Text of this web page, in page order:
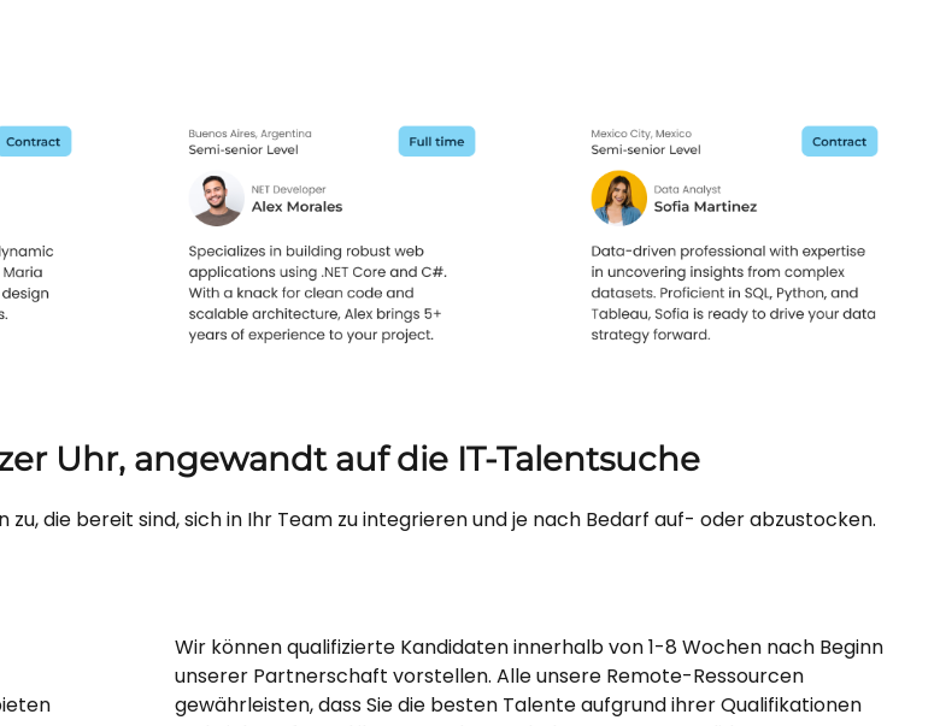
Uhr, angewandt auf die IT-Talentsuche
die bereit sind, sich in Ihr Team zu integrieren und je nach Bedarf auf- oder abzustocken.
Wir können qualifizierte Kandidaten innerhalb von 1-8 Wochen nach Beginn
unserer Partnerschaft vorstellen. Alle unsere Remote-Ressourcen
gewährleisten, dass Sie die besten Talente aufgrund ihrer Qualifikationen